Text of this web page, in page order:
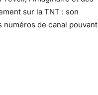
sur la TNT : son
de canal pouvant